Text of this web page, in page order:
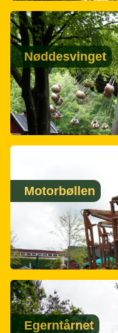
Nøddesvinget
Motorbøllen
Egerntårnet